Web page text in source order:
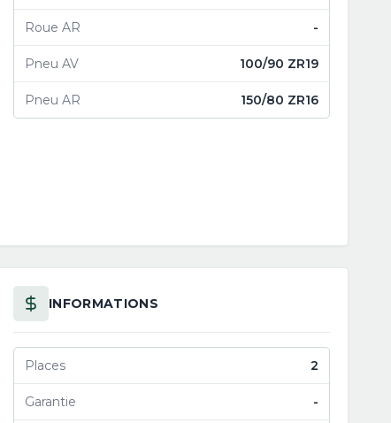
Roue AR -
Pneu AV 100/90 ZR19
Pneu AR 150/80 ZR16
INFORMATIONS
Places 2
Garantie -